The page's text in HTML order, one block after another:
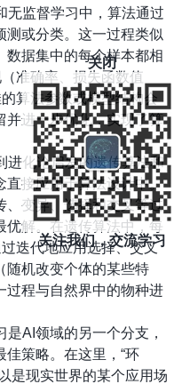
无监督学习中，算法通过
测或分类。这一过程类似
数据集中的每个样本都相
准确率、损失函数值
算法参数或模型结构会
并进一步优化，实现了算
进化论启发的遗传算法和
直接应用于算法设计中。
、变异、选择和交叉等过
优解。在遗传算法中，每
迭代地应用选择、交叉
随机改变个体的某些特
过程与自然界中的物种进
是AI领域的另一个分支，
策略。在这里，“环
是现实世界的某个应用场
关闭
关注我们，交流学习